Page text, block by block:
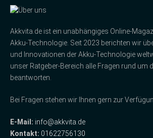
Akkvita.de ist ein unabhängiges Online-
Akku-Technologie. Seit 2023 berichten wir
und Innovationen der Akku-Technologie
unser Ratgeber-Bereich alle Fragen rund um
beantworten.
Bei Fragen stehen wir Ihnen gern zur
E-Mail: info@akkvita.de
Kontakt: 01622756130